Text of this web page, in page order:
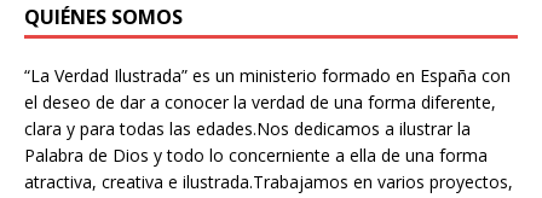
QUIÉNES SOMOS
“La Verdad Ilustrada” es un ministerio formado en España con
el deseo de dar a conocer la verdad de una forma diferente,
clara y para todas las edades.Nos dedicamos a ilustrar la
Palabra de Dios y todo lo concerniente a ella de una forma
atractiva, creativa e ilustrada.Trabajamos en varios proyectos,